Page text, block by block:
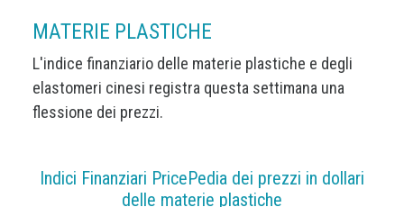
MATERIE PLASTICHE
L'indice finanziario delle materie plastiche e degli
elastomeri cinesi registra questa settimana una
flessione dei prezzi.
Indici Finanziari PricePedia dei prezzi in dollari
delle materie plastiche